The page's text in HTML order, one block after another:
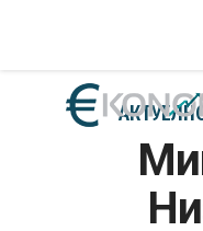
АКТУЕЛНО
ЕКОНОМИЈА
ФИНАНСИИ